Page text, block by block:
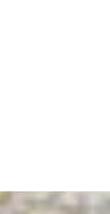
興毒品」